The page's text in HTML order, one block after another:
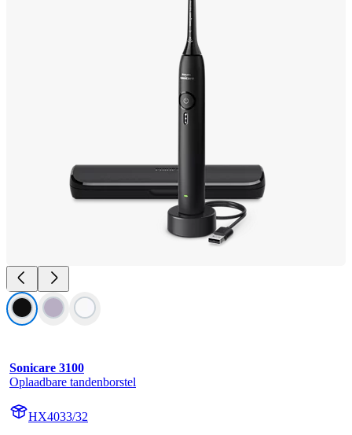
Sonicare 3100
Oplaadbare tandenborstel
HX4033/32